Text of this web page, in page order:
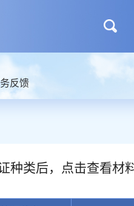
反馈
类后，点击查看材